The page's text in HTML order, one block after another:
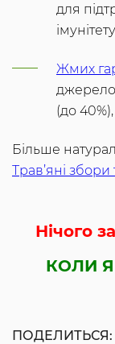
для
імунітету
Жмих
джерело
(до
Більше
Трав’яні збори
Нічого
КОЛИ
ПОДЕЛИТЬСЯ: